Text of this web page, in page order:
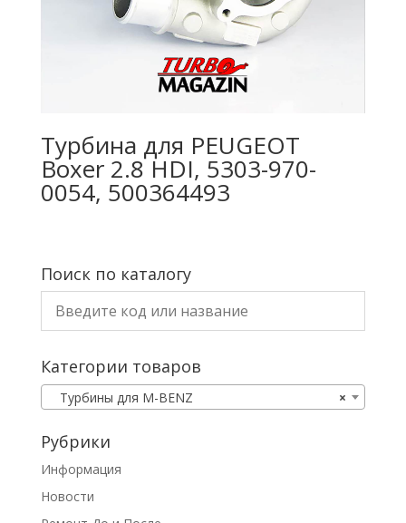
Турбина для PEUGEOT
Boxer 2.8 HDI, 5303-970-
0054, 500364493
Поиск по каталогу
Категории товаров
×
Турбины для M-BENZ
Рубрики
Информация
Новости